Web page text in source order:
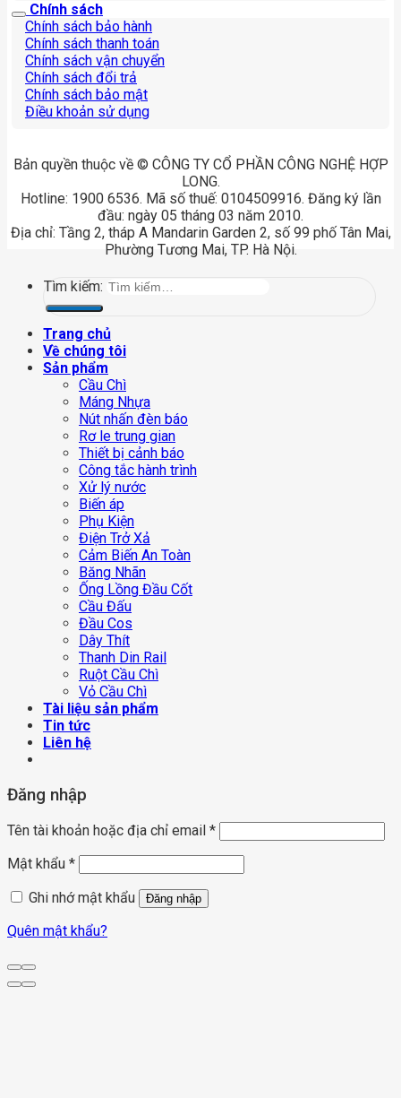
Chính sách
Chính sách bảo hành
Chính sách thanh toán
Chính sách vận chuyển
Chính sách đổi trả
Chính sách bảo mật
Điều khoản sử dụng
Bản quyền thuộc về © CÔNG TY CỔ PHẦN CÔNG NGHỆ HỢP
LONG.
Hotline: 1900 6536. Mã số thuế: 0104509916. Đăng ký lần
đầu: ngày 05 tháng 03 năm 2010.
Địa chỉ: Tầng 2, tháp A Mandarin Garden 2, số 99 phố Tân Mai,
Phường Tương Mai, TP. Hà Nội.
Tìm kiếm:
Trang chủ
Về chúng tôi
Sản phẩm
Cầu Chì
Máng Nhựa
Nút nhấn đèn báo
Rơ le trung gian
Thiết bị cảnh báo
Công tắc hành trình
Xử lý nước
Biến áp
Phụ Kiện
Điện Trở Xả
Cảm Biến An Toàn
Băng Nhãn
Ống Lồng Đầu Cốt
Cầu Đấu
Đầu Cos
Dây Thít
Thanh Din Rail
Ruột Cầu Chì
Vỏ Cầu Chì
Tài liệu sản phẩm
Tin tức
Liên hệ
Đăng nhập
Tên tài khoản hoặc địa chỉ email *
Mật khẩu *
Ghi nhớ mật khẩu
Đăng nhập
Quên mật khẩu?